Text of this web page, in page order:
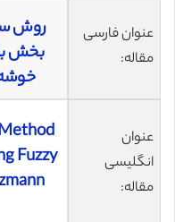
عنوان فارسی
مقاله:
روش
بخش
عنوان
انگلیسی
مقاله:
Fuzzy